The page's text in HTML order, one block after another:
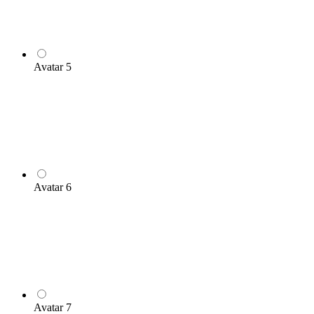
Avatar 5
Avatar 6
Avatar 7